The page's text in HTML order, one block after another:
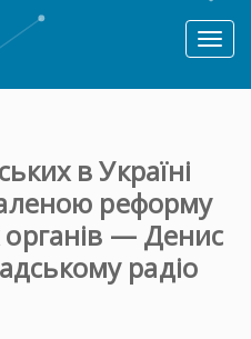
Toggle
в Україні
реформу
— Денис
радіо